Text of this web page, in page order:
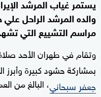
يستمر غياب المرشد
والده المرشد الراحل
مراسم التشييع التي
وتقام في طهران الأحد
بمشاركة حشود كبيرة وأبرز
جعفر سبحاني، البالغ من العمر 97